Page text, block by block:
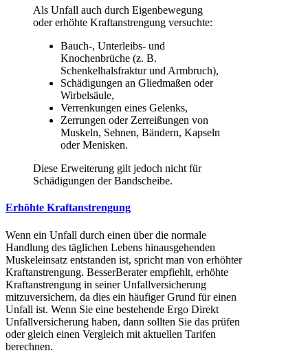
Als Unfall auch durch Eigenbewegung
oder erhöhte Kraftanstrengung versuchte:
Bauch-, Unterleibs- und
Knochenbrüche (z. B.
Schenkelhalsfraktur und Armbruch),
Schädigungen an Gliedmaßen oder
Wirbelsäule,
Verrenkungen eines Gelenks,
Zerrungen oder Zerreißungen von
Muskeln, Sehnen, Bändern, Kapseln
oder Menisken.
Diese Erweiterung gilt jedoch nicht für
Schädigungen der Bandscheibe.
Erhöhte Kraftanstrengung
Wenn ein Unfall durch einen über die normale
Handlung des täglichen Lebens hinausgehenden
Muskeleinsatz entstanden ist, spricht man von erhöhter
Kraftanstrengung. BesserBerater empfiehlt, erhöhte
Kraftanstrengung in seiner Unfallversicherung
mitzuversichern, da dies ein häufiger Grund für einen
Unfall ist. Wenn Sie eine bestehende Ergo Direkt
Unfallversicherung haben, dann sollten Sie das prüfen
oder gleich einen Vergleich mit aktuellen Tarifen
berechnen.